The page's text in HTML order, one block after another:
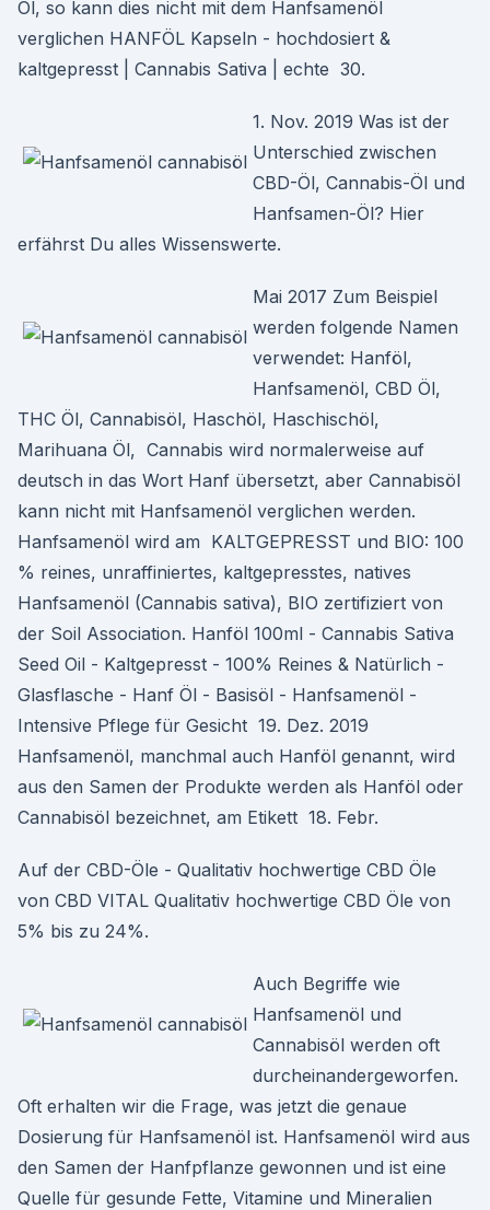
Öl, so kann dies nicht mit dem Hanfsamenöl
verglichen HANFÖL Kapseln - hochdosiert &
kaltgepresst | Cannabis Sativa | echte 30.
1. Nov. 2019 Was ist der
Unterschied zwischen
CBD-Öl, Cannabis-Öl und
Hanfsamen-Öl? Hier
erfährst Du alles Wissenswerte.
Mai 2017 Zum Beispiel
werden folgende Namen
verwendet: Hanföl,
Hanfsamenöl, CBD Öl,
THC Öl, Cannabisöl, Haschöl, Haschischöl,
Marihuana Öl, Cannabis wird normalerweise auf
deutsch in das Wort Hanf übersetzt, aber Cannabisöl
kann nicht mit Hanfsamenöl verglichen werden.
Hanfsamenöl wird am KALTGEPRESST und BIO: 100
% reines, unraffiniertes, kaltgepresstes, natives
Hanfsamenöl (Cannabis sativa), BIO zertifiziert von
der Soil Association. Hanföl 100ml - Cannabis Sativa
Seed Oil - Kaltgepresst - 100% Reines & Natürlich -
Glasflasche - Hanf Öl - Basisöl - Hanfsamenöl -
Intensive Pflege für Gesicht 19. Dez. 2019
Hanfsamenöl, manchmal auch Hanföl genannt, wird
aus den Samen der Produkte werden als Hanföl oder
Cannabisöl bezeichnet, am Etikett 18. Febr.
Auf der CBD-Öle - Qualitativ hochwertige CBD Öle
von CBD VITAL Qualitativ hochwertige CBD Öle von
5% bis zu 24%.
Auch Begriffe wie
Hanfsamenöl und
Cannabisöl werden oft
durcheinandergeworfen.
Oft erhalten wir die Frage, was jetzt die genaue
Dosierung für Hanfsamenöl ist. Hanfsamenöl wird aus
den Samen der Hanfpflanze gewonnen und ist eine
Quelle für gesunde Fette, Vitamine und Mineralien